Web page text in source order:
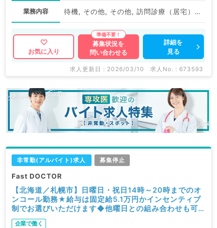
業務内容 待機, その他, その他, 訪問診療（居宅）, 訪問診療（居宅）
お気に入り
募集状況を
問い合わせる
詳細を
見る
求人更新日 : 2026/03/10 求人No. : 673593
非常勤(アルバイト)求人 募集停止
Fast DOCTOR
【北海道／札幌市】日曜日・祝日14時～20時までのオ
ンコール勤務★給与は固定給5.1万円かインセンティブ
制でお選びいただけます◆他曜日との組み合わせも可
能です！（科目不問／非常勤）
企業で働く